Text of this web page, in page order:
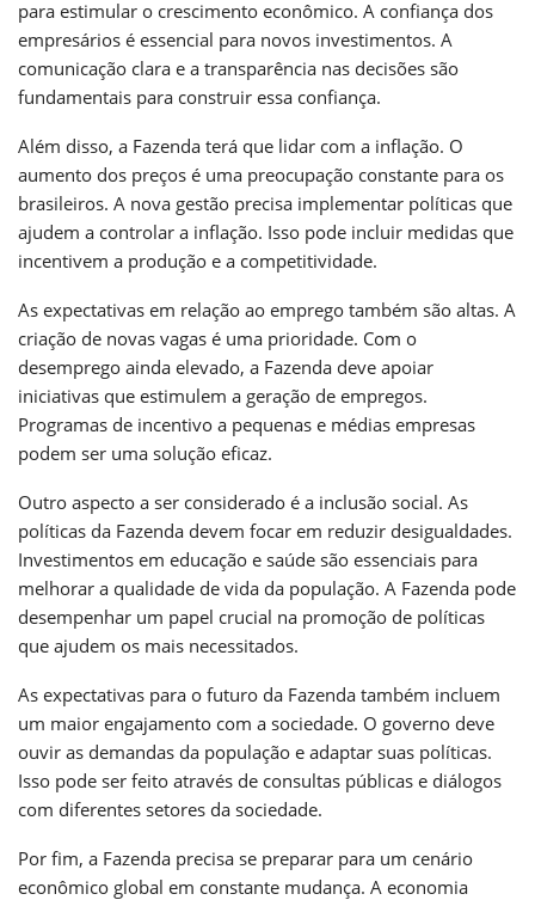
para estimular o crescimento econômico. A confiança dos
empresários é essencial para novos investimentos. A
comunicação clara e a transparência nas decisões são
fundamentais para construir essa confiança.
Além disso, a Fazenda terá que lidar com a inflação. O
aumento dos preços é uma preocupação constante para os
brasileiros. A nova gestão precisa implementar políticas que
ajudem a controlar a inflação. Isso pode incluir medidas que
incentivem a produção e a competitividade.
As expectativas em relação ao emprego também são altas. A
criação de novas vagas é uma prioridade. Com o
desemprego ainda elevado, a Fazenda deve apoiar
iniciativas que estimulem a geração de empregos.
Programas de incentivo a pequenas e médias empresas
podem ser uma solução eficaz.
Outro aspecto a ser considerado é a inclusão social. As
políticas da Fazenda devem focar em reduzir desigualdades.
Investimentos em educação e saúde são essenciais para
melhorar a qualidade de vida da população. A Fazenda pode
desempenhar um papel crucial na promoção de políticas
que ajudem os mais necessitados.
As expectativas para o futuro da Fazenda também incluem
um maior engajamento com a sociedade. O governo deve
ouvir as demandas da população e adaptar suas políticas.
Isso pode ser feito através de consultas públicas e diálogos
com diferentes setores da sociedade.
Por fim, a Fazenda precisa se preparar para um cenário
econômico global em constante mudança. A economia